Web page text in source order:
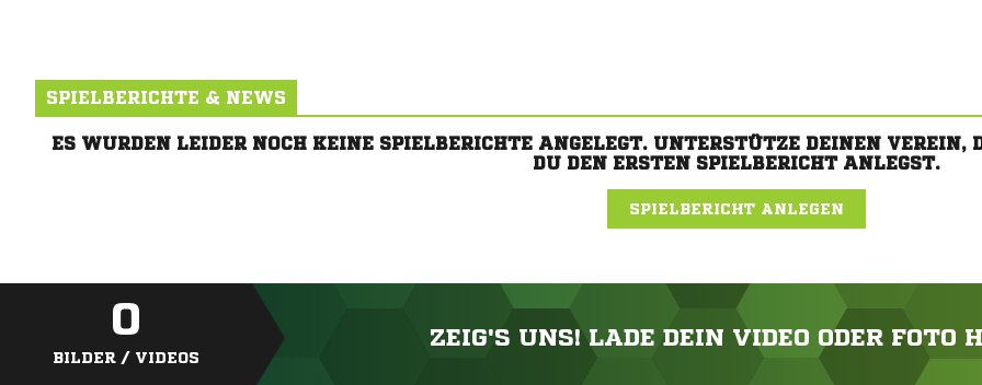
SPIELBERICHTE & NEWS
ES WURDEN LEIDER NOCH KEINE SPIELBERICHTE ANGELEGT. UNTERSTÜTZE DEINEN
DU DEN ERSTEN SPIELBERICHT ANLEGST.
SPIELBERICHT ANLEGEN
0
BILDER / VIDEOS
ZEIG'S UNS! LADE DEIN VIDEO ODER FOTO